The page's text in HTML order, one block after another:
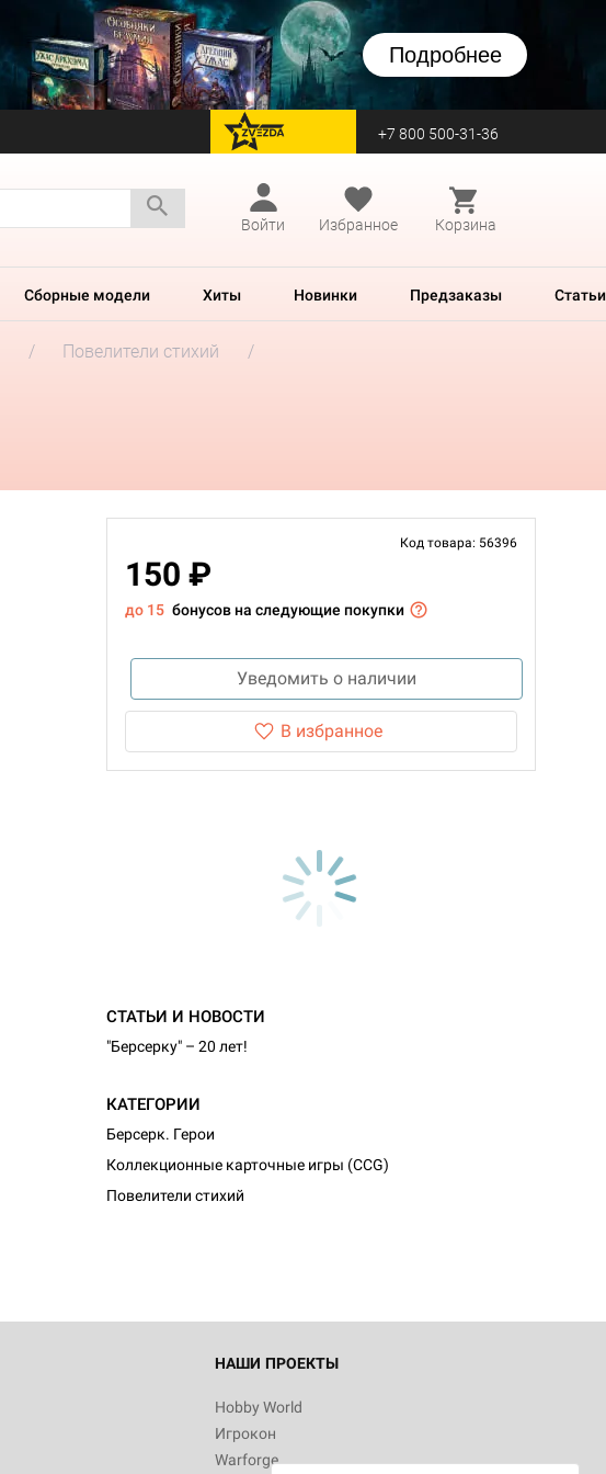
Подробнее
перейти на Zvezda +7 800 500-31-36
Войти
Избранное Корзина
Сборные модели Хиты Новинки Предзаказы Статьи
Повелители стихий
Код товара: 56396
150 ₽
до 15 бонусов на следующие покупки
Уведомить о наличии
В избранное
СТАТЬИ И НОВОСТИ
"Берсерку" – 20 лет!
КАТЕГОРИИ
Берсерк. Герои
Коллекционные карточные игры (CCG)
Повелители стихий
НАШИ ПРОЕКТЫ
Hobby World
Игрокон
Warforge